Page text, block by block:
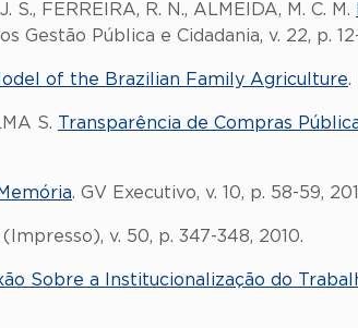
S., FERREIRA, R. N., ALMEIDA, M. C. M.
Gestão Pública e Cidadania, v. 22, p.
of the Brazilian Family Agriculture.
S. Transparência de Compras
. GV Executivo, v. 10, p. 58-59,
(Impresso), v. 50, p. 347-348, 2010.
Sobre a Institucionalização do